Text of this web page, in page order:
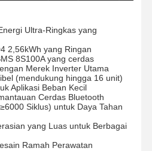
Ultra-Ringkas yang
2,56kWh yang Ringan
8S100A yang cerdas
Merek Inverter Utama
(mendukung hingga 16 unit)
Aplikasi Beban Kecil
Cerdas Bluetooth
Siklus) untuk Daya Tahan
yang Luas untuk Berbagai
Ramah Perawatan